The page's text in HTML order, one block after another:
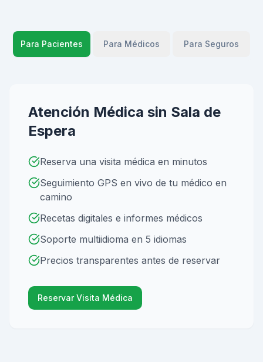
Para Pacientes Para Médicos Para Seguros
Atención Médica sin Sala de
Espera
Reserva una visita médica en minutos
Seguimiento GPS en vivo de tu médico en
camino
Recetas digitales e informes médicos
Soporte multiidioma en 5 idiomas
Precios transparentes antes de reservar
Reservar Visita Médica